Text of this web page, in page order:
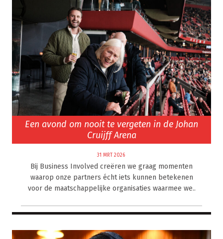
Een avond om nooit te vergeten in de Johan
Cruijff Arena
31 MRT 2026
Bij Business Involved creëren we graag momenten
waarop onze partners écht iets kunnen betekenen
voor de maatschappelijke organisaties waarmee we..